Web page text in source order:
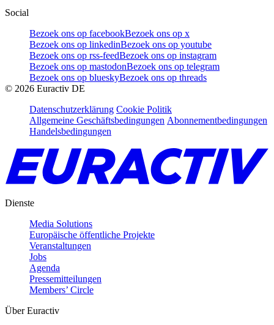
Social
Bezoek ons op facebookBezoek ons op x
Bezoek ons op linkedinBezoek ons op youtube
Bezoek ons op rss-feedBezoek ons op instagram
Bezoek ons op mastodonBezoek ons op telegram
Bezoek ons op blueskyBezoek ons op threads
© 2026 Euractiv DE
Datenschutzerklärung Cookie Politik
Allgemeine Geschäftsbedingungen Abonnementbedingungen
Handelsbedingungen
Dienste
Media Solutions
Europäische öffentliche Projekte
Veranstaltungen
Jobs
Agenda
Pressemitteilungen
Members’ Circle
Über Euractiv